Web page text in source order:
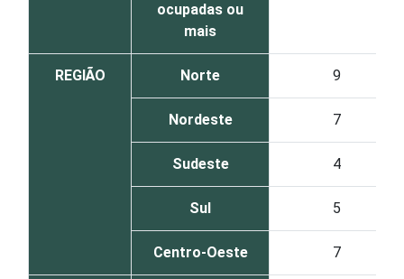
ocupadas ou
mais
REGIÃO Norte 9
Nordeste 7
Sudeste 4
Sul 5
Centro-Oeste 7